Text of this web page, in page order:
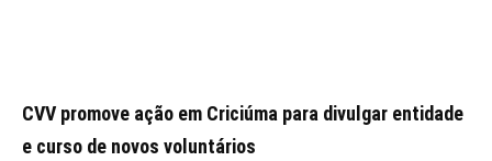
CVV promove ação em Criciúma para divulgar entidade
e curso de novos voluntários